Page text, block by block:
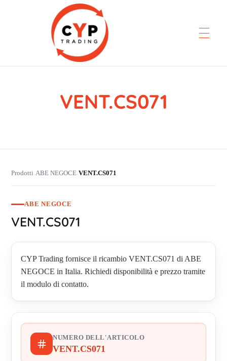
CYP Trading
Professionelle ErsatzteilbeschaffungVENT.CS071
Prodotti›ABE NEGOCE›VENT.CS071
ABE NEGOCE
VENT.CS071
CYP Trading fornisce il ricambio VENT.CS071 di ABE
NEGOCE in Italia. Richiedi disponibilità e prezzo tramite
il modulo di contatto.
NUMERO DELL'ARTICOLO
VENT.CS071